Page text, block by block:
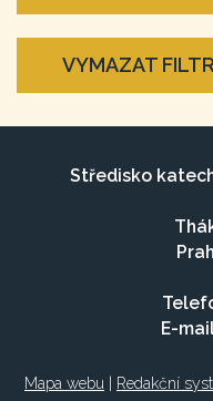
VYMAZAT
Středisko
E-
Mapa webu Redakční